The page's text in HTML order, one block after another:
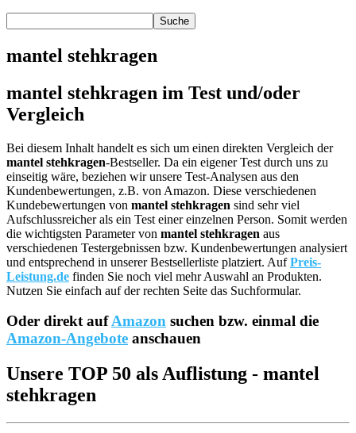
mantel stehkragen
mantel stehkragen im Test und/oder
Vergleich
Bei diesem Inhalt handelt es sich um einen direkten Vergleich der
mantel stehkragen-Bestseller. Da ein eigener Test durch uns zu
einseitig wäre, beziehen wir unsere Test-Analysen aus den
Kundenbewertungen, z.B. von Amazon. Diese verschiedenen
Kundebewertungen von mantel stehkragen sind sehr viel
Aufschlussreicher als ein Test einer einzelnen Person. Somit werden
die wichtigsten Parameter von mantel stehkragen aus
verschiedenen Testergebnissen bzw. Kundenbewertungen analysiert
und entsprechend in unserer Bestsellerliste platziert. AufPreis-
Leistung.de finden Sie noch viel mehr Auswahl an Produkten.
Nutzen Sie einfach auf der rechten Seite das Suchformular.
Oder direkt aufAmazon suchen bzw. einmal die
Amazon-Angebote anschauen
Unsere TOP 50 als Auflistung - mantel
stehkragen